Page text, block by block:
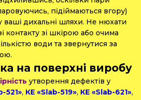
підіймаються вгору)
ваші дихальні шляхи. Не нюхати
контакту зі шкірою або очима
води та звернутися за
на поверхні виробу
утворення дефектів у
521», КЕ «Slab-519», КЕ «Slab-621»,